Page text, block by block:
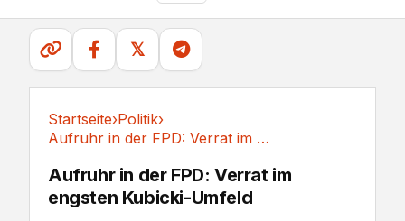
𝕏
Startseite›Politik›
Aufruhr in der FPD: Verrat im engsten Kubicki-Umfeld
Aufruhr in der FPD: Verrat im
engsten Kubicki-Umfeld